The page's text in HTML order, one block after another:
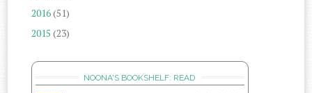
2016(51)
2015 (23)
NOONA'S BOOKSHELF: READ